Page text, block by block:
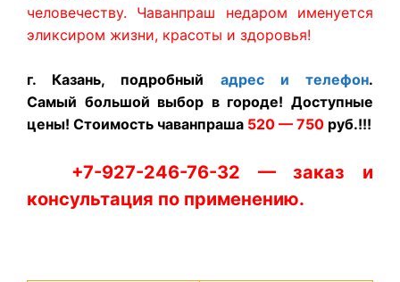
человечеству. Чаванпраш недаром именуется
эликсиром жизни, красоты и здоровья!
г. Казань, подробный адрес и телефон.
Самый большой выбор в городе! Доступные
цены! Стоимость чаванпраша 520 — 750 руб.!!!
+7-927-246-76-32 — заказ и
консультация по применению.